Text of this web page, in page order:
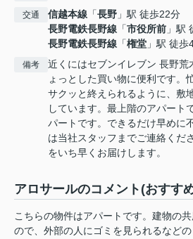
交通 信越本線 「長野 」駅 徒歩22分
長野電鉄長野線 「市役所前 」駅
長野電鉄長野線 「権堂 」駅 徒歩
備考
近くにはセブンイレブン 長野荒
ょっとした買い物に便利です。
サクッと終えられるように、敷
しています。最上階のアパート
パートです。できるだけ早めに
は当社スタッフまでご連絡くだ
をいち早くお届けします。
アロサールのコメント(おすす
こちらの物件はアパートです。建物の
ので、外部の人にゴミを見られるなどの